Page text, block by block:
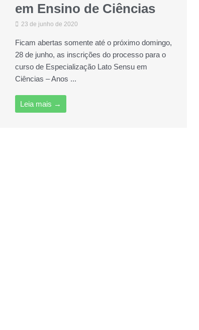
em Ensino de Ciências
23 de junho de 2020
Ficam abertas somente até o próximo domingo,
28 de junho, as inscrições do processo para o
curso de Especialização Lato Sensu em
Ciências – Anos ...
Leia mais →